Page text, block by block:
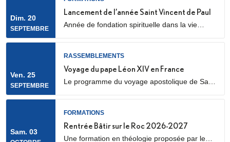
marquée par l’envoi en mission des Laïcs en
en mission ecclésiale ? Les Laïcs en...
Dim. 20
SEPTEMBRE
Lancement de l’année Saint Vincent de Paul
Année de fondation spirituelle dans la vie
biblique, accompagnement spirituel, service
auprès des plus pauvres ou des plus jeunes,
vie fraternelle.
Ven. 25
SEPTEMBRE
RASSEMBLEMENTS
Voyage du pape Léon XIV en France
Le programme du voyage apostolique de Sa
aujourd’hui, notamment avec la confirmation
des temps forts qui se dérouleront les 25 et 26
Sam. 03
FORMATIONS
Rentrée Bâtir sur le Roc 2026-2027
Une formation en théologie proposée par le